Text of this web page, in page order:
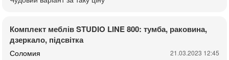
Комплект меблів STUDIO LINE 800: тумба, раковина,
дзеркало, підсвітка
Соломия 21.03.2023 12:45